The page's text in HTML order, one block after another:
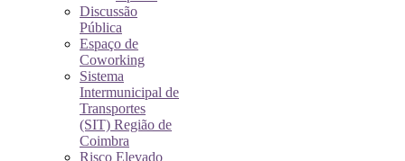
Discussão
Pública
Espaço de
Coworking
Sistema
Intermunicipal de
Transportes
(SIT) Região de
Coimbra
Risco Elevado